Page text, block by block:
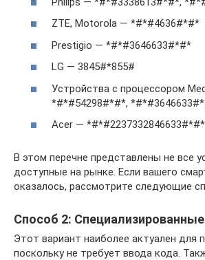
ZTE, Motorola — *#*#4636#*#*
Prestigio — *#*#3646633#*#*
LG — 3845#*855#
Устройства с процессором
*#*#54298#*#*,
Acer — *#*#2237332846633#*#*
В этом перечне представлены не все
доступные на рынке. Если вашего
оказалось, рассмотрите следующие
Способ 2:
Этот вариант наиболее актуален для
поскольку не требует ввода кода.